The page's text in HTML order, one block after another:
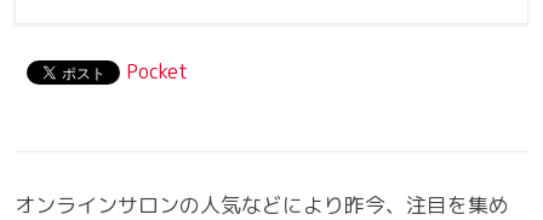
Pocket
オンラインサロンの人気などにより昨今、注目を集め